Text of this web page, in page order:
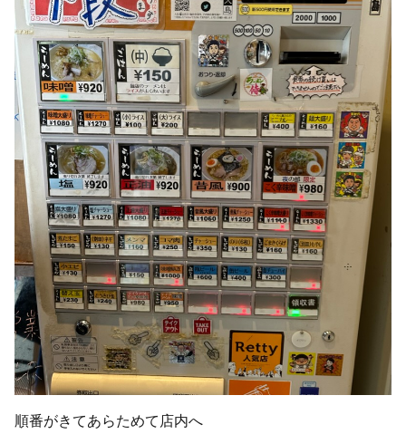
順番がきてあらためて店内へ